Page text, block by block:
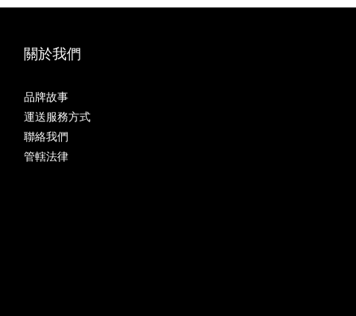
關於我們
品牌故事
運送服務方式
聯絡我們
管轄法律